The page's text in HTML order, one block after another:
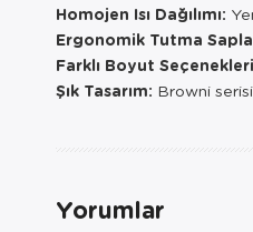
Homojen Isı Dağılımı:
Ergonomik Tutma
Farklı Boyut
Şık Tasarım: Browni
Yorumlar